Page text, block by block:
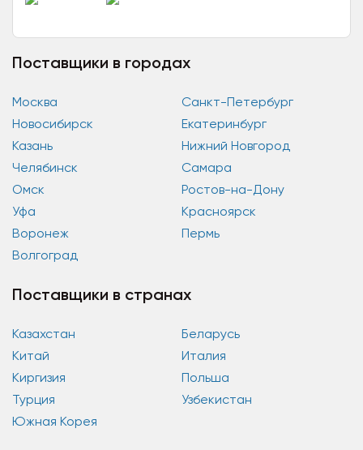
Поставщики в городах
Москва
Санкт-Петербург
Новосибирск
Екатеринбург
Казань
Нижний Новгород
Челябинск
Самара
Омск
Ростов-на-Дону
Уфа
Красноярск
Воронеж
Пермь
Волгоград
Поставщики в странах
Казахстан
Беларусь
Китай
Италия
Киргизия
Польша
Турция
Узбекистан
Южная Корея